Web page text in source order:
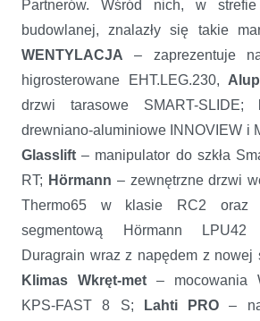
Partnerów. Wśród nich, w
budowlanej, znalazły się takie
WENTYLACJA – zaprezentuje
higrosterowane EHT.LEG.230,
drzwi tarasowe SMART-SLIDE;
drewniano-aluminiowe INNOVIEW i
Glasslift – manipulator do szkła
RT; Hörmann – zewnętrzne drzwi
Thermo65 w klasie RC2 oraz
segmentową Hörmann
Duragrain wraz z napędem z nowej
Klimas Wkręt-met – mocowania
KPS-FAST 8 S;
Lahti PRO –